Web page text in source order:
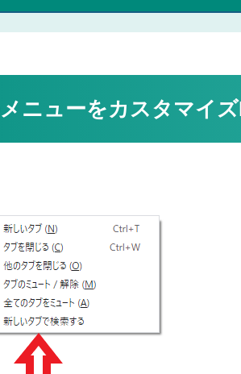
ニューをカスタマイ